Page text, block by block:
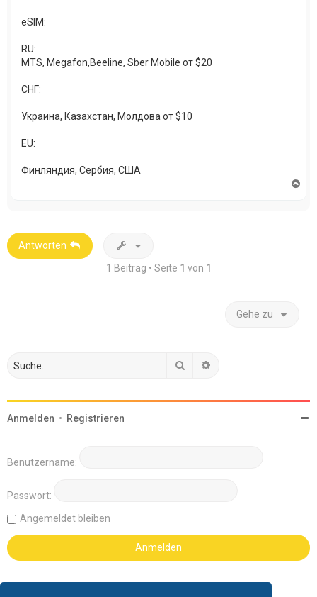
eSIM:
RU:
MTS, Megafon,Beeline, Sber Mobile от $20
СНГ:
Украина, Казахстан, Молдова от $10
EU:
Финляндия, Сербия, США
Antworten
1 Beitrag • Seite 1 von 1
Gehe zu
Suche
Anmelden • Registrieren
Benutzername:
Passwort:
Angemeldet bleiben